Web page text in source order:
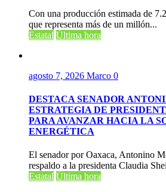
Con una producción estimada de
que representa más de un millón...
Estatal Última hora
agosto 7, 2026 Marco 0
DESTACA SENADOR
ESTRATEGIA DE
PARA AVANZAR HACIA LA
ENERGÉTICA
El senador por Oaxaca, Antonino
respaldo a la presidenta Claudia
Estatal Última hora